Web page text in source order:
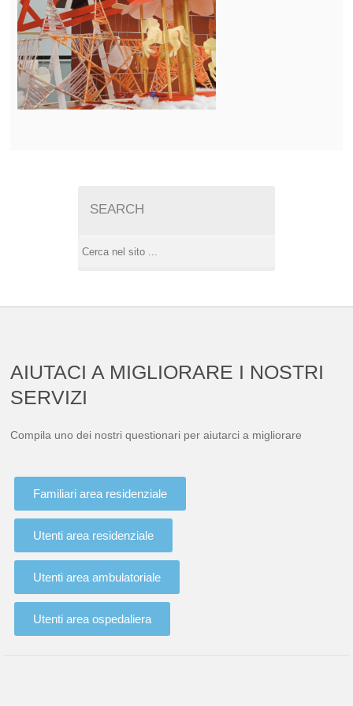
SEARCH
AIUTACI A MIGLIORARE I NOSTRI
SERVIZI
Compila uno dei nostri questionari per aiutarci a migliorare
Familiari area residenziale
Utenti area residenziale
Utenti area ambulatoriale
Utenti area ospedaliera